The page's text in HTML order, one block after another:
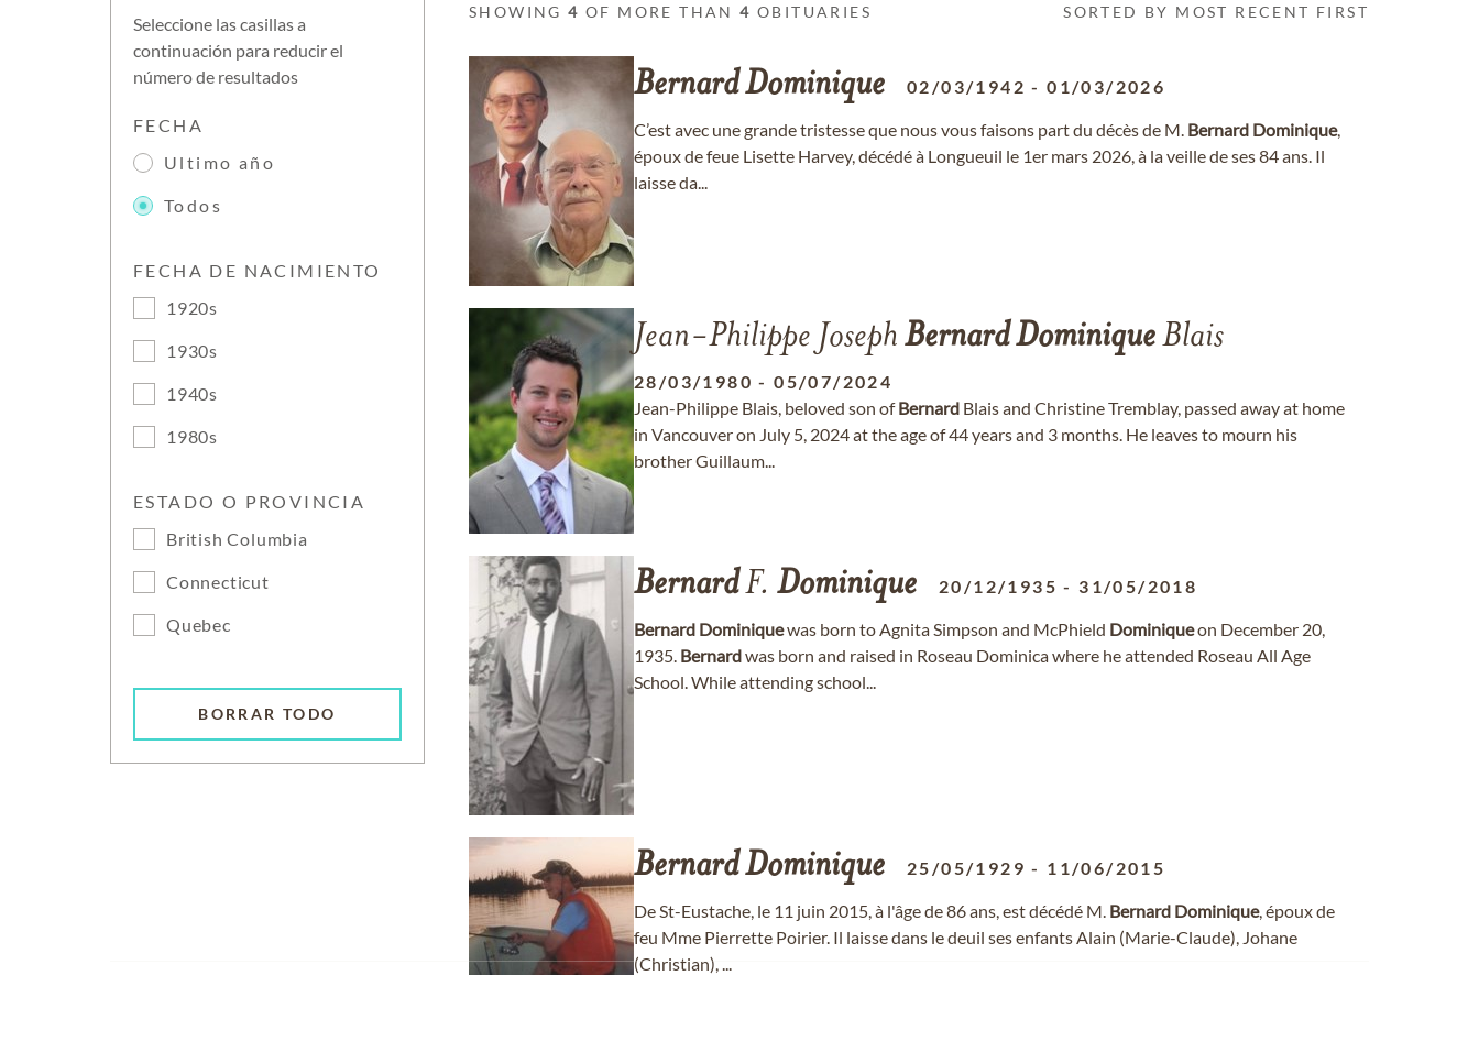
Seleccione las casillas a
continuación para reducir el
número de resultados
FECHA
Ultimo año
Todos
FECHA DE NACIMIENTO
1920s
1930s
1940s
1980s
ESTADO O PROVINCIA
British Columbia
Connecticut
Quebec
BORRAR TODO
SHOWING4 OF MORE THAN4 OBITUARIES SORTED BY MOST RECENT FIRST
BernardDominique 02/03/1942 -01/03/2026
C’est avec une grande tristesse que nous vous faisons part du décès de M. Bernard Dominique,
époux de feue Lisette Harvey, décédé à Longueuil le 1er mars 2026, à la veille de ses 84 ans. Il
laisse da...
Jean-Philippe Joseph BernardDominiqueBlais
28/03/1980 -05/07/2024
Jean-Philippe Blais, beloved son ofBernard Blais and Christine Tremblay, passed away at home
in Vancouver on July 5, 2024 at the age of 44 years and 3 months. He leaves to mourn his
brother Guillaum...
BernardF. Dominique 20/12/1935 - 31/05/2018
Bernard Dominiquewas born to Agnita Simpson and McPhield Dominiqueon December 20,
1935. Bernardwas born and raised in Roseau Dominica where he attended Roseau All Age
School. While attending school...
BernardDominique 25/05/1929 - 11/06/2015
De St-Eustache, le 11 juin 2015, à l'âge de 86 ans, est décédé M. Bernard Dominique, époux de
feu Mme Pierrette Poirier. Il laisse dans le deuil ses enfants Alain (Marie-Claude), Johane
(Christian), ...